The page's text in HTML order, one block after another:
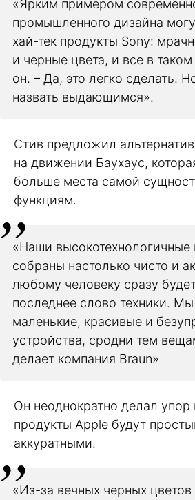
«Ярким примером
промышленного дизайна
хай-тек продукты Sony:
и черные цвета, и все в
он. – Да, это легко сделать.
назвать выдающимся».
Стив предложил
на движении Баухаус,
больше места самой
функциям.
«Наши высокотехнологичные
собраны настолько чисто и
любому человеку сразу
последнее слово техники.
маленькие, красивые и
устройства, сродни тем
делает компания Braun»
Он неоднократно делал упор
продукты Apple будут
аккуратными.
«Из-за вечных черных